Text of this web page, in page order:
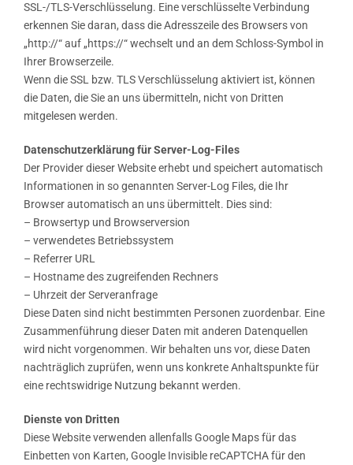
SSL-/TLS-Verschlüsselung. Eine verschlüsselte Verbindung
erkennen Sie daran, dass die Adresszeile des Browsers von
„http://“ auf „https://“ wechselt und an dem Schloss-Symbol in
Ihrer Browserzeile.
Wenn die SSL bzw. TLS Verschlüsselung aktiviert ist, können
die Daten, die Sie an uns übermitteln, nicht von Dritten
mitgelesen werden.
Datenschutzerklärung für Server-Log-Files
Der Provider dieser Website erhebt und speichert automatisch
Informationen in so genannten Server-Log Files, die Ihr
Browser automatisch an uns übermittelt. Dies sind:
– Browsertyp und Browserversion
– verwendetes Betriebssystem
– Referrer URL
– Hostname des zugreifenden Rechners
– Uhrzeit der Serveranfrage
Diese Daten sind nicht bestimmten Personen zuordenbar. Eine
Zusammenführung dieser Daten mit anderen Datenquellen
wird nicht vorgenommen. Wir behalten uns vor, diese Daten
nachträglich zuprüfen, wenn uns konkrete Anhaltspunkte für
eine rechtswidrige Nutzung bekannt werden.
Dienste von Dritten
Diese Website verwenden allenfalls Google Maps für das
Einbetten von Karten, Google Invisible reCAPTCHA für den